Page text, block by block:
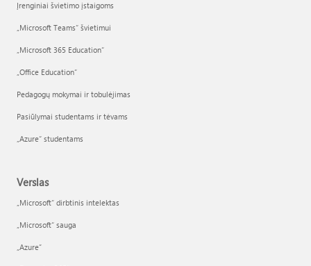
Įrenginiai švietimo įstaigoms
„Microsoft Teams“ švietimui
„Microsoft 365 Education“
„Office Education“
Pedagogų mokymai ir tobulėjimas
Pasiūlymai studentams ir tėvams
„Azure“ studentams
Verslas
„Microsoft“ dirbtinis intelektas
„Microsoft“ sauga
„Azure”